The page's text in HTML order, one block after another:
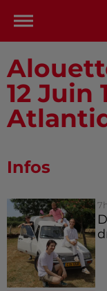
12 Juin
Infos